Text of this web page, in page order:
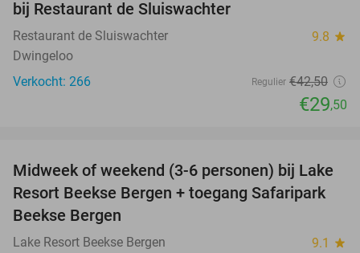
bij Restaurant de Sluiswachter
Restaurant de Sluiswachter 9.8 star
Dwingeloo
Verkocht: 266
Regulier €42,50
€29,50
53%
Midweek of weekend (3-6 personen) bij Lake
Resort Beekse Bergen + toegang Safaripark
Beekse Bergen
Lake Resort Beekse Bergen 9.1 star